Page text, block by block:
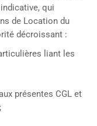
qui
de Location du
décroissant :
liant les
présentes CGL et